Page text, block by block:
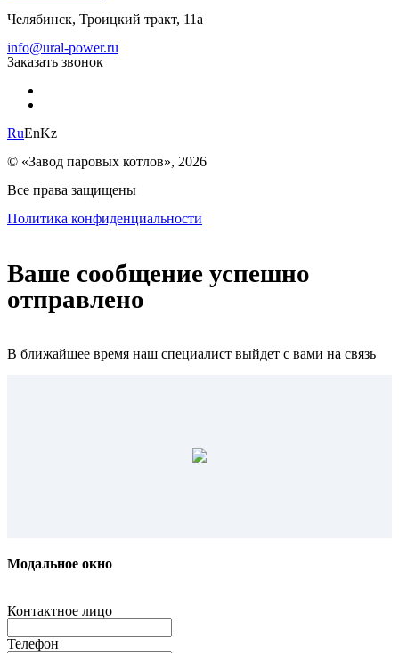
Челябинск, Троицкий тракт, 11а
info@ural-power.ru
Заказать звонок
RuEnKz
© «Завод паровых котлов», 2026
Все права защищены
Политика конфиденциальности
Ваше сообщение успешно
отправлено
В ближайшее время наш специалист выйдет с вами на связь
Модальное окно
Контактное лицо
Телефон